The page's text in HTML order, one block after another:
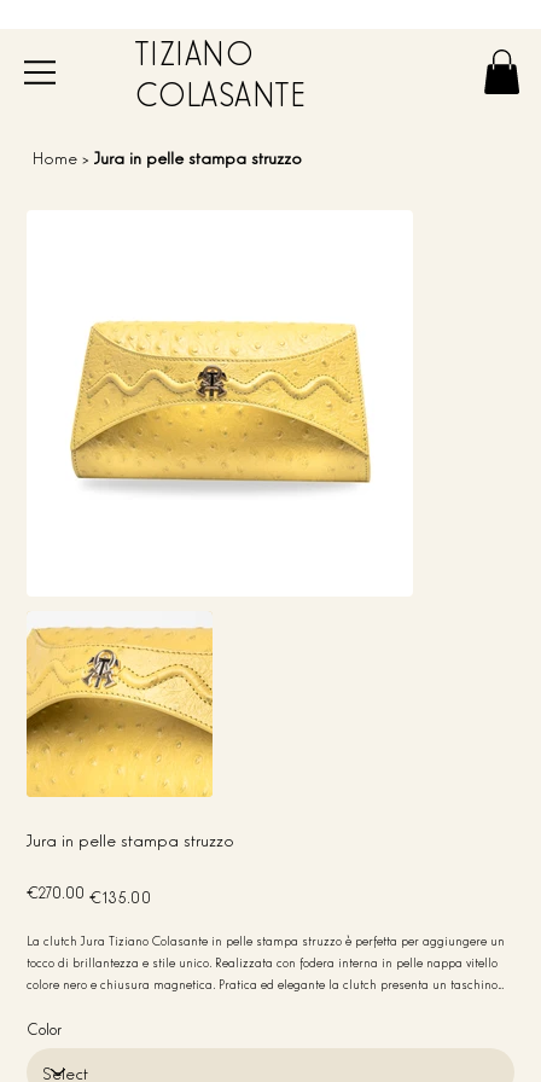
TIZIANO
COLASANTE
Home > Jura in pelle stampa struzzo
Jura in pelle stampa struzzo
Original
price
€270.00 price
€135.00
La clutch Jura Tiziano Colasante in pelle stampa struzzo è perfetta per aggiungere un
tocco di brillantezza e stile unico. Realizzata con fodera interna in pelle nappa vitello
colore nero e chiusura magnetica. Pratica ed elegante la clutch presenta un taschino
compatte 22x12x6 cm. Peso leggero 250 gr ideale per ogni occasione
Color